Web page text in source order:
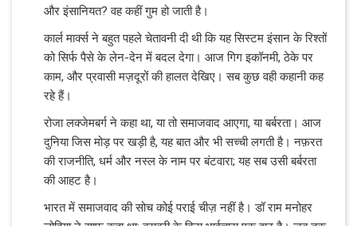
और इंसानियत? वह कहीं गुम हो जाती है।
कार्ल मार्क्स ने बहुत पहले चेतावनी दी थी कि यह सिस्टम इंसान के रिश्तों
को सिर्फ पैसे के लेन-देन में बदल देगा। आज गिग इकॉनमी, ठेके पर
काम, और प्रवासी मज़दूरों की हालत देखिए। सब कुछ वही कहानी कह
रहे हैं।
रोजा लक्जेमबर्ग ने कहा था, या तो समाजवाद आएगा, या बर्बरता। आज
दुनिया जिस मोड़ पर खड़ी है, यह बात और भी सच्ची लगती है। नफ़रत
की राजनीति, धर्म और नस्ल के नाम पर बंटवारा; यह सब उसी बर्बरता
की आहट है।
भारत में समाजवाद की सोच कोई पराई चीज़ नहीं है। डॉ राम मनोहर